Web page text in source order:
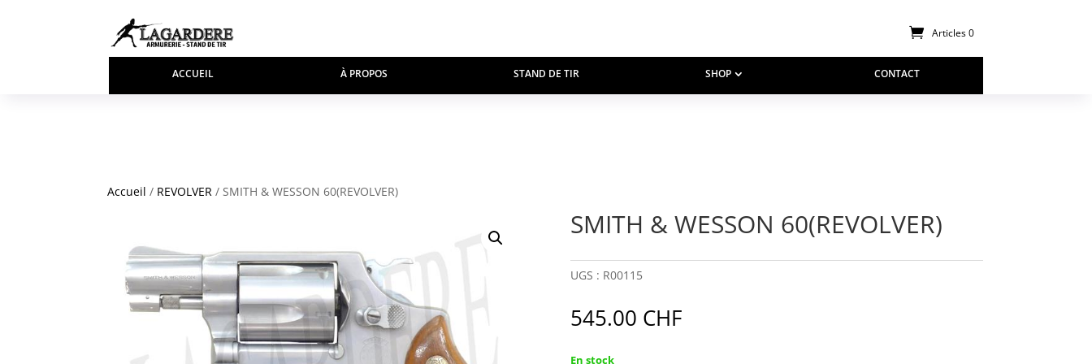
Articles 0
ACCUEIL À PROPOS STAND DE TIR SHOP CONTACT
Accueil / REVOLVER / SMITH & WESSON 60(REVOLVER)
SMITH & WESSON 60(REVOLVER)
UGS : R00115
545.00 CHF
En stock